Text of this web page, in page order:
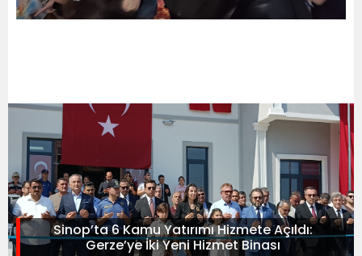
Sinop’ta 6 Kamu Yatırımı Hizmete Açıldı:
Gerze’ye İki Yeni Hizmet Binası